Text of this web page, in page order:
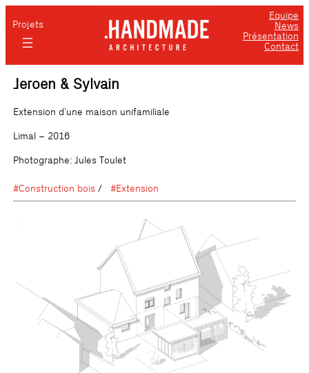
Projets
Equipe
News
Présentation
Contact
Jeroen & Sylvain
Extension d’une maison unifamiliale
Limal – 2016
Photographe: Jules Toulet
#Construction bois #Extension